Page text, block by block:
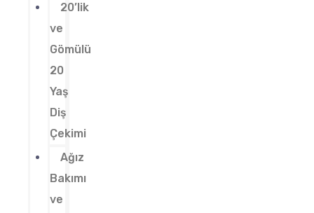
20’lik
ve
Gömülü
20
Yaş
Diş
Çekimi
Ağız
Bakımı
ve